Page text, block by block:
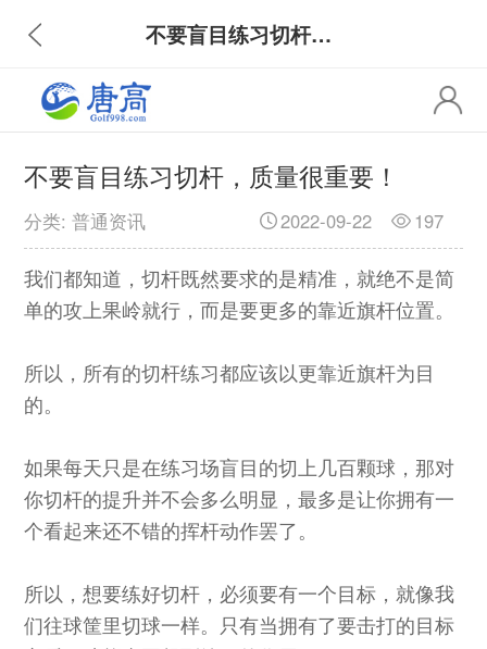
不要盲目练习切杆，质量很重要！
不要盲目练习切杆，质量很重要！
分类: 普通资讯 197
2022-09-22
我们都知道，切杆既然要求的是精准，就绝不是简
单的攻上果岭就行，而是要更多的靠近旗杆位置。
所以，所有的切杆练习都应该以更靠近旗杆为目
的。
如果每天只是在练习场盲目的切上几百颗球，那对
你切杆的提升并不会多么明显，最多是让你拥有一
个看起来还不错的挥杆动作罢了。
所以，想要练好切杆，必须要有一个目标，就像我
们往球筐里切球一样。只有当拥有了要击打的目标